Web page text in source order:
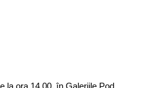
la ora 14.00, în Galeriile Pod